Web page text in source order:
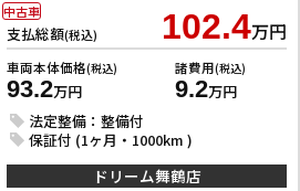
支払総額(税込) 102.4万円
車両本体価格(税込)
93.2万円
諸費用(税込)
9.2万円
法定整備：整備付
保証付 (1ヶ月・1000km )
中古車
ドリーム舞鶴店